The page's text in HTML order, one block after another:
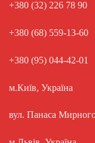
+380 (32) 226 78 90
+380 (68) 559-13-60
+380 (95) 044-42-01
м.Київ, Україна
вул. Панаса